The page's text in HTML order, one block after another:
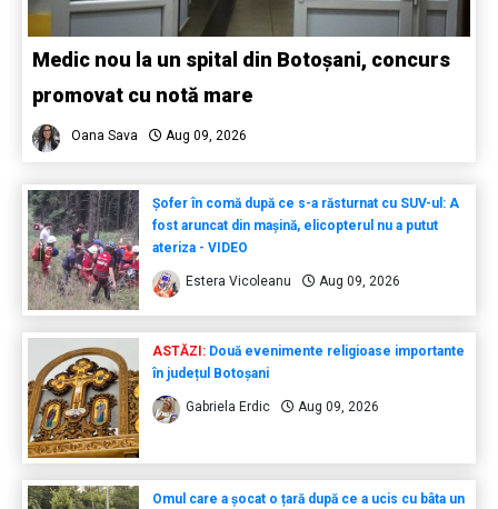
Medic nou la un spital din Botoșani, concurs
promovat cu notă mare
Oana Sava Aug 09, 2026
Șofer în comă după ce s-a răsturnat cu SUV-ul: A
fost aruncat din mașină, elicopterul nu a putut
ateriza - VIDEO
Estera Vicoleanu Aug 09, 2026
ASTĂZI:Două evenimente religioase importante
în județul Botoșani
Gabriela Erdic Aug 09, 2026
Omul care a șocat o țară după ce a ucis cu bâta un